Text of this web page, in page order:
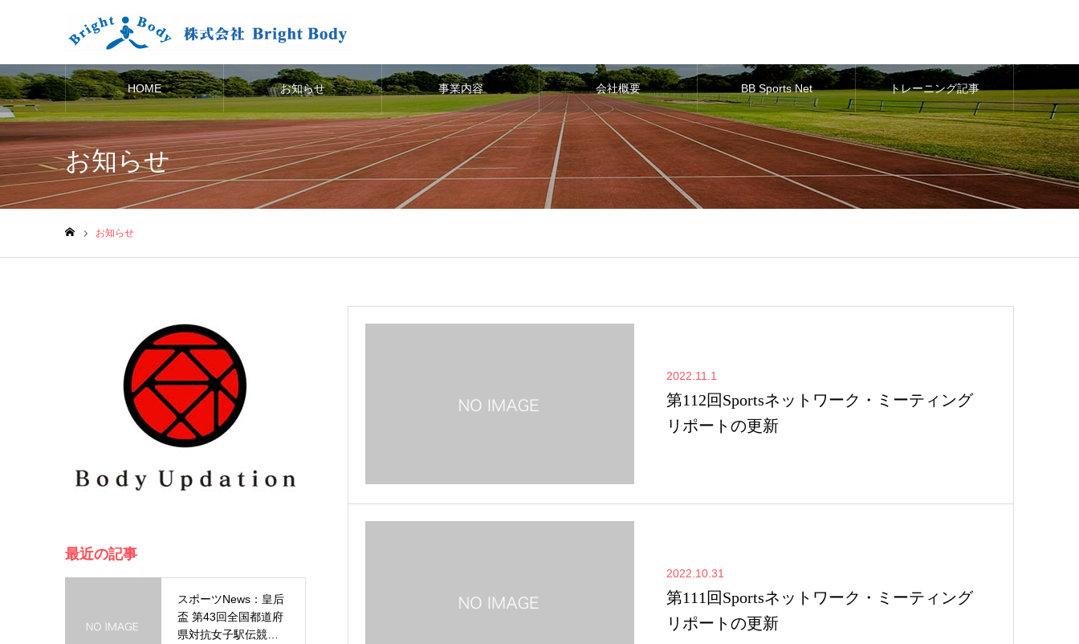
HOME お知らせ 事業内容 会社概要 BB Sports Net トレーニング記事
お知らせ
お知らせ
2022.11.1
第112回Sportsネットワーク・ミーティング
リポートの更新
2022.10.31
第111回Sportsネットワーク・ミーティング
リポートの更新
最近の記事
スポーツNews：皇后
盃 第43回全国都道府
県対抗女子駅伝競走